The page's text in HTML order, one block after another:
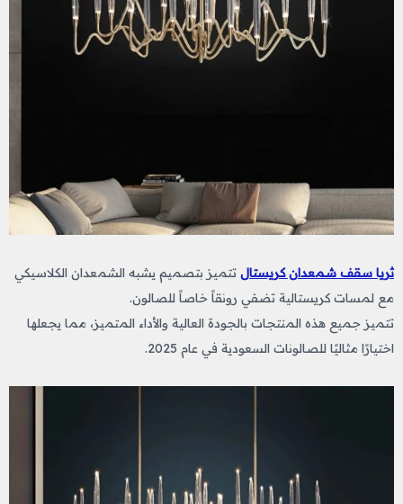
ثريا سقف شمعدان كريستال تتميز بتصميم يشبه الشمعدان الكلاسيكي
مع لمسات كريستالية تضفي رونقاً خاصاً للصالون.
تتميز جميع هذه المنتجات بالجودة العالية والأداء المتميز، مما يجعلها
اختيارًا مثاليًا للصالونات السعودية في عام 2025.